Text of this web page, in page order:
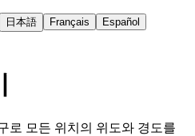
日本語 Français
Español
로 모든 위치의 위도와 경도를